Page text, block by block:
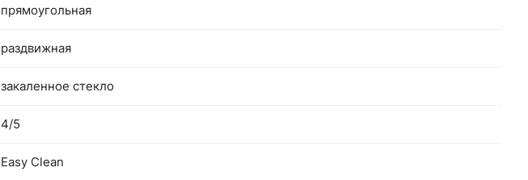
прямоугольная
раздвижная
закаленное стекло
4/5
Easy Clean